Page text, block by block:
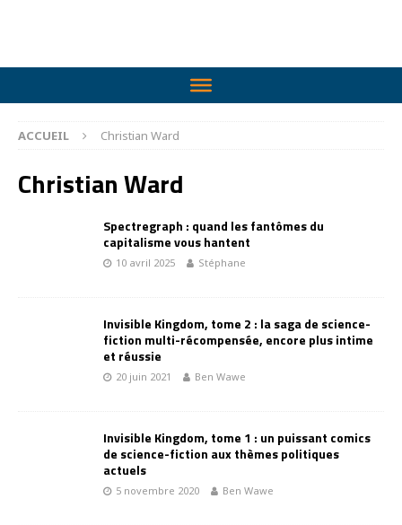
ACCUEIL Christian Ward
Christian Ward
Spectregraph : quand les fantômes du
capitalisme vous hantent
10 avril 2025 Stéphane
Invisible Kingdom, tome 2 : la saga de science-
fiction multi-récompensée, encore plus intime
et réussie
20 juin 2021 Ben Wawe
Invisible Kingdom, tome 1 : un puissant comics
de science-fiction aux thèmes politiques
actuels
5 novembre 2020 Ben Wawe